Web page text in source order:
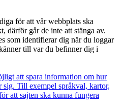
för att vår webbplats ska
därför går de inte att stänga av.
som identifierar dig när du loggar
till var du befinner dig i
att spara information om hur
sig. Till exempel språkval, kartor,
att sajten ska kunna fungera